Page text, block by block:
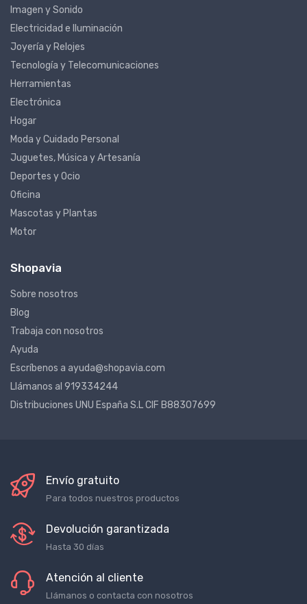
Imagen y Sonido
Electricidad e Iluminación
Joyería y Relojes
Tecnología y Telecomunicaciones
Herramientas
Electrónica
Hogar
Moda y Cuidado Personal
Juguetes, Música y Artesanía
Deportes y Ocio
Oficina
Mascotas y Plantas
Motor
Shopavia
Sobre nosotros
Blog
Trabaja con nosotros
Ayuda
Escríbenos a ayuda@shopavia.com
Llámanos al 919334244
Distribuciones UNU España S.L CIF B88307699
Envío gratuito
Para todos nuestros productos
Devolución garantizada
Hasta 30 días
Atención al cliente
Llámanos o contacta con nosotros